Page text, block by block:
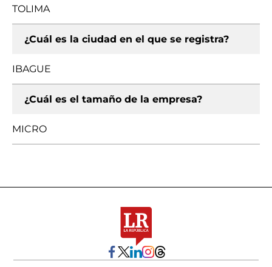
TOLIMA
¿Cuál es la ciudad en el que se registra?
IBAGUE
¿Cuál es el tamaño de la empresa?
MICRO